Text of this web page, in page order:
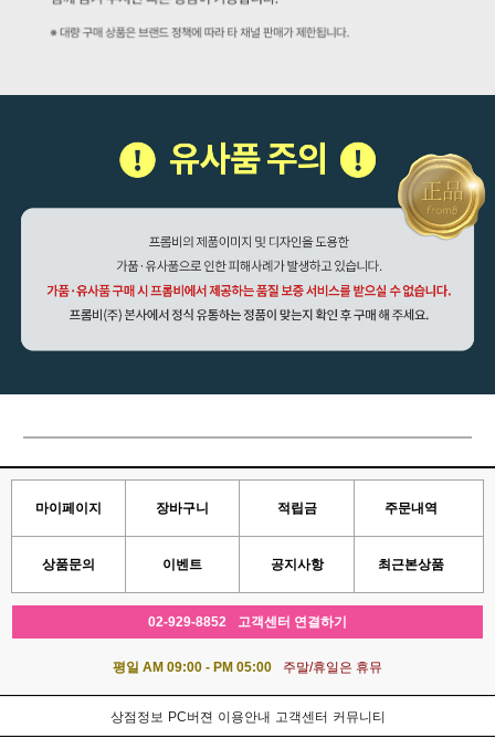
마이페이지 장바구니 적립금 주문내역
상품문의 이벤트 공지사항 최근본상품
02-929-8852 고객센터 연결하기
평일 AM 09:00 - PM 05:00 주말/휴일은 휴뮤
상점정보 PC버젼 이용안내 고객센터 커뮤니티